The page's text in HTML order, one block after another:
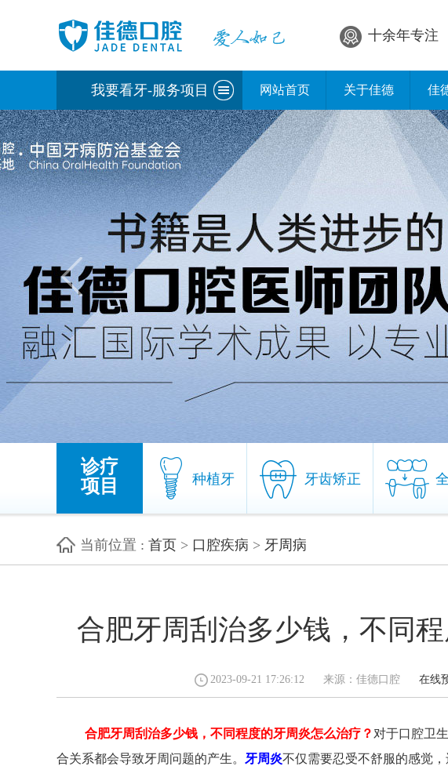
十余年专注
我要看牙-服务项目 网站首页 关于佳德 佳
诊疗
项目
种植牙
种植牙
牙齿矫正
牙齿矫正
当前位置 : 首页 > 口腔疾病 > 牙周病
合肥牙周刮治多少钱，不同
2023-09-21 17:26:12 来源：佳德口腔 在线
合肥牙周刮治多少钱，不同程度的牙周炎怎么治疗？ 对于口腔卫
合关系都会导致牙周问题的产生。 牙周炎不仅需要忍受不舒服的感觉，